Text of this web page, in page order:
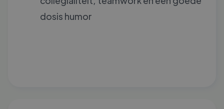
dosis humor